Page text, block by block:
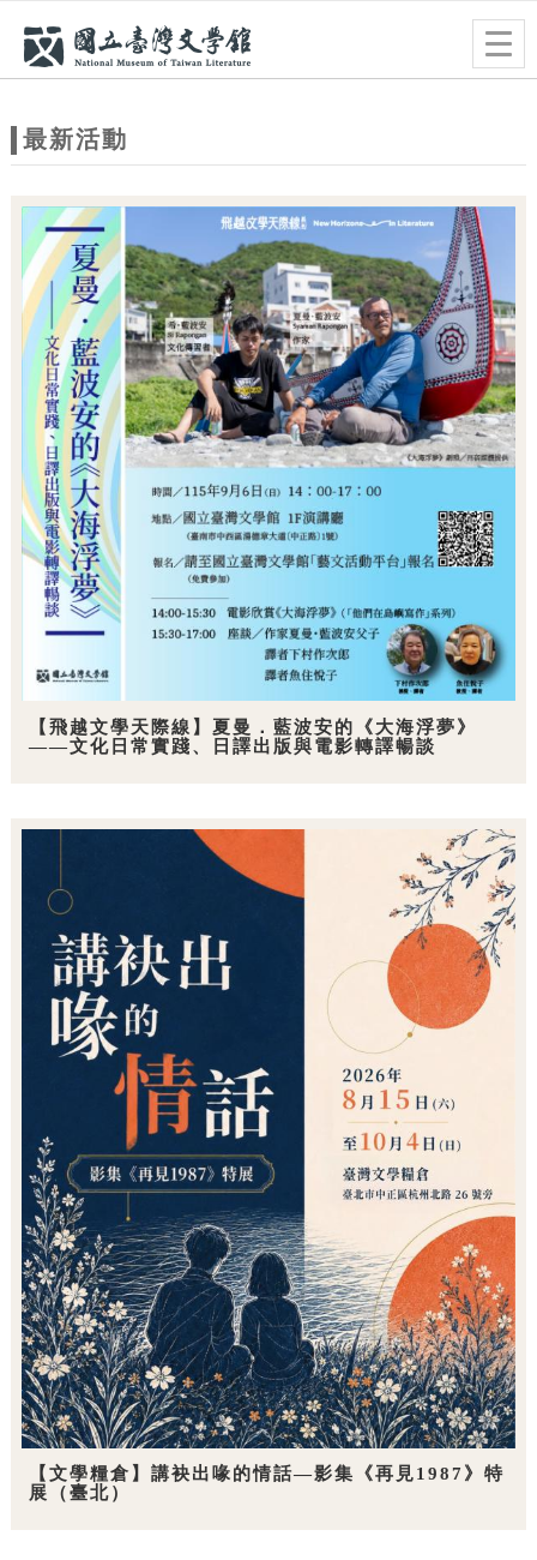
站
題
最新活動
【飛越文學天際線】夏曼．藍波安的《大海浮夢》
——文化日常實踐、日譯出版與電影轉譯暢談
【文學糧倉】講袂出喙的情話—影集《再見1987》特
展（臺北）